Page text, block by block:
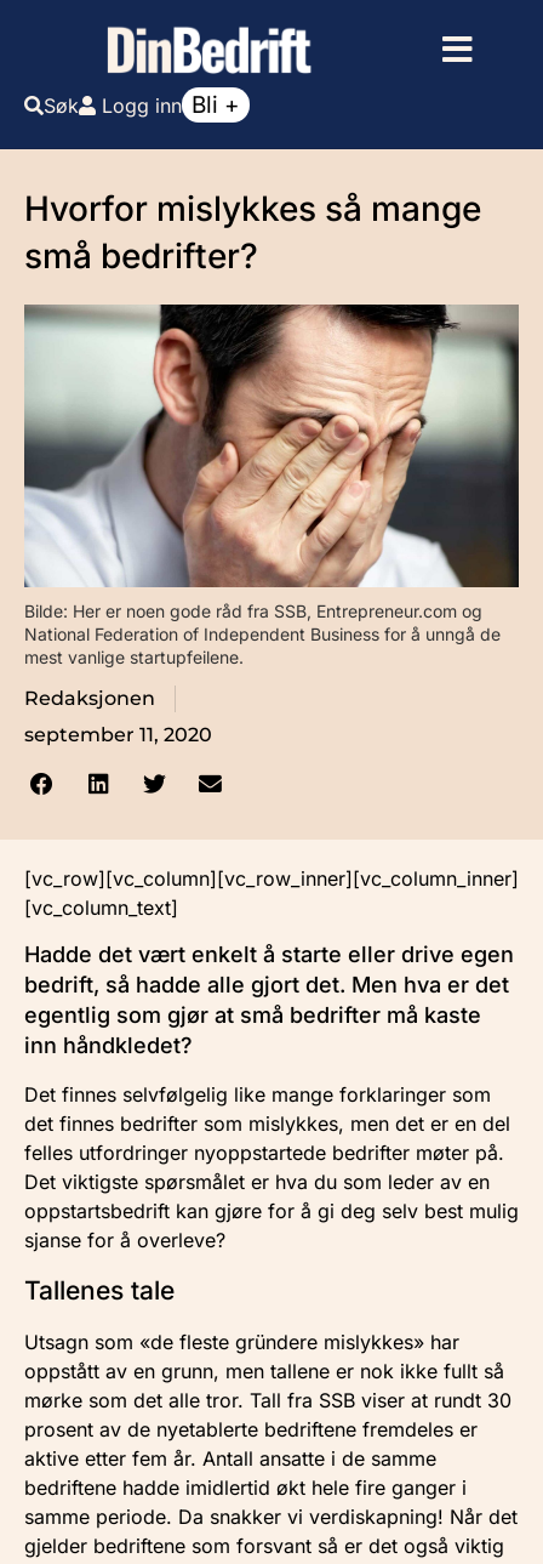
Søk Logg inn Bli +
Hvorfor mislykkes så mange
små bedrifter?
Bilde: Her er noen gode råd fra SSB, Entrepreneur.com og
National Federation of Independent Business for å unngå de
mest vanlige startupfeilene.
Redaksjonen
september 11, 2020
[vc_row][vc_column][vc_row_inner][vc_column_inner]
[vc_column_text]
Hadde det vært enkelt å starte eller drive egen
bedrift, så hadde alle gjort det. Men hva er det
egentlig som gjør at små bedrifter må kaste
inn håndkledet?
Det finnes selvfølgelig like mange forklaringer som
det finnes bedrifter som mislykkes, men det er en del
felles utfordringer nyoppstartede bedrifter møter på.
Det viktigste spørsmålet er hva du som leder av en
oppstartsbedrift kan gjøre for å gi deg selv best mulig
sjanse for å overleve?
Tallenes tale
Utsagn som «de fleste gründere mislykkes» har
oppstått av en grunn, men tallene er nok ikke fullt så
mørke som det alle tror. Tall fra SSB viser at rundt 30
prosent av de nyetablerte bedriftene fremdeles er
aktive etter fem år. Antall ansatte i de samme
bedriftene hadde imidlertid økt hele fire ganger i
samme periode. Da snakker vi verdiskapning! Når det
gjelder bedriftene som forsvant så er det også viktig